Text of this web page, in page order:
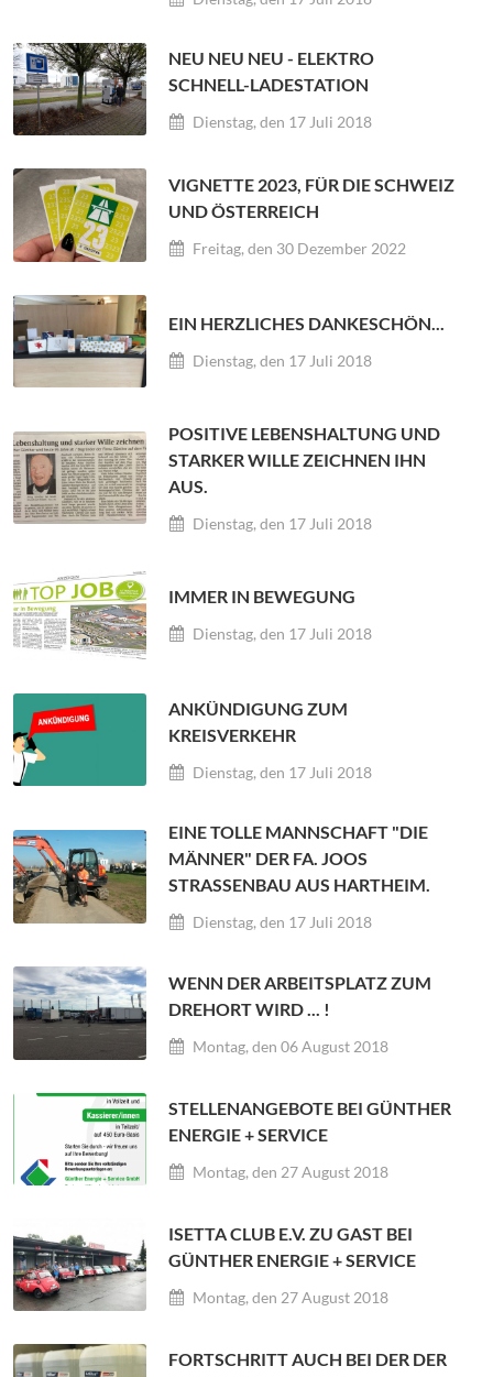
NEU NEU NEU - ELEKTRO
SCHNELL-LADESTATION
Dienstag, den 17 Juli 2018
VIGNETTE 2023, FÜR DIE SCHWEIZ
UND ÖSTERREICH
Freitag, den 30 Dezember 2022
EIN HERZLICHES DANKESCHÖN...
Dienstag, den 17 Juli 2018
POSITIVE LEBENSHALTUNG UND
STARKER WILLE ZEICHNEN IHN
AUS.
Dienstag, den 17 Juli 2018
IMMER IN BEWEGUNG
Dienstag, den 17 Juli 2018
ANKÜNDIGUNG ZUM
KREISVERKEHR
Dienstag, den 17 Juli 2018
EINE TOLLE MANNSCHAFT "DIE
MÄNNER" DER FA. JOOS
STRASSENBAU AUS HARTHEIM.
Dienstag, den 17 Juli 2018
WENN DER ARBEITSPLATZ ZUM
DREHORT WIRD ... !
Montag, den 06 August 2018
STELLENANGEBOTE BEI GÜNTHER
ENERGIE + SERVICE
Montag, den 27 August 2018
ISETTA CLUB E.V. ZU GAST BEI
GÜNTHER ENERGIE + SERVICE
Montag, den 27 August 2018
FORTSCHRITT AUCH BEI DER DER